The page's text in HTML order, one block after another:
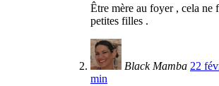
Être mère au foyer , cela ne
petites filles .
Black Mamba 22
min